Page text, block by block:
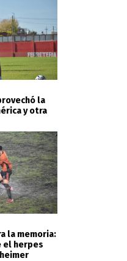
la
y otra
la memoria:
el herpes